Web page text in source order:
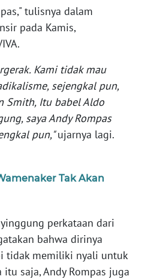
tulisnya dalam
pada Kamis,
Kami tidak mau
sejengkal pun,
Smith, Itu babel Aldo
saya Andy Rompas
pun,"ujarnya lagi.
Tak Akan
perkataan dari
bahwa dirinya
tidak memiliki nyali untuk
saja, Andy Rompas juga